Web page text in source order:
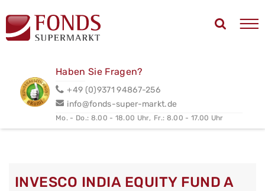
Haben Sie Fragen?
+49 (0)9371 94867-256
info@fonds-super-markt.de
Mo. - Do.: 8.00 - 18.00 Uhr, Fr.: 8.00 - 17.00 Uhr
INVESCO INDIA EQUITY FUND A